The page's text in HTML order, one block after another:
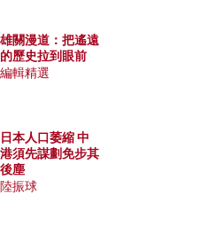
雄關漫道：把遙遠
的歷史拉到眼前
編輯精選
日本人口萎縮 中
港須先謀劃免步其
後塵
陸振球